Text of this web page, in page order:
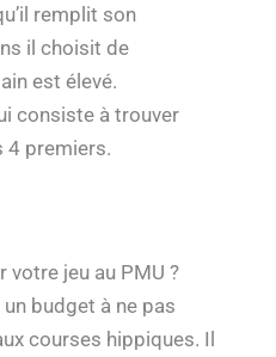
remplit son
il choisit de
est élevé.
consiste à trouver
4 premiers.
votre jeu au PMU ?
budget à ne pas
courses hippiques. Il